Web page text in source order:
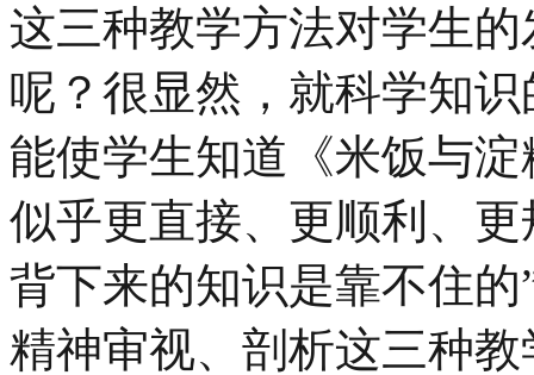
这三种教学方法对学生
呢？很显然，就科学知
能使学生知道《米饭与
似乎更直接、更顺利、
背下来的知识是靠不住
精神审视、剖析这三种